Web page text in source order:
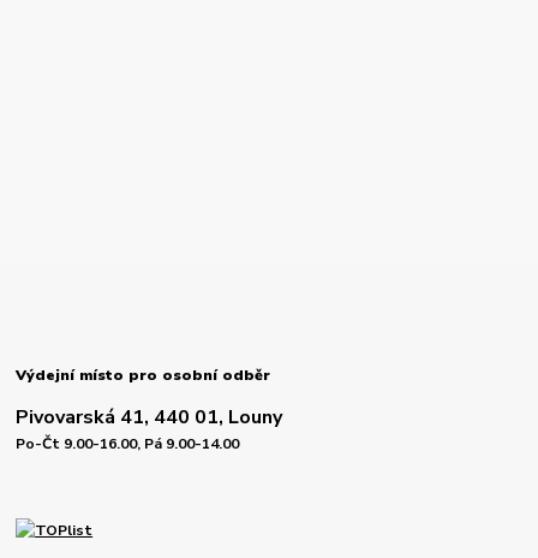
Výdejní místo pro osobní odběr
Pivovarská 41, 440 01, Louny
Po-Čt 9.00-16.00, Pá 9.00-14.00